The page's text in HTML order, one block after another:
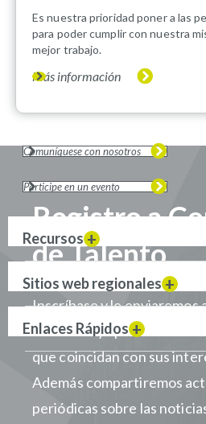
Es nuestra prioridad poner a las
para poder cumplir con nuestra
mejor trabajo.
Más información
Registro a
de Talento
Inscríbase y le enviaremos
cuando haya puestos de
que coincidan con sus
Además compartiremos
periódicas sobre las
Comuníquese con nosotros
Participe en un evento
Recursos
Sitios web regionales
Enlaces Rápidos